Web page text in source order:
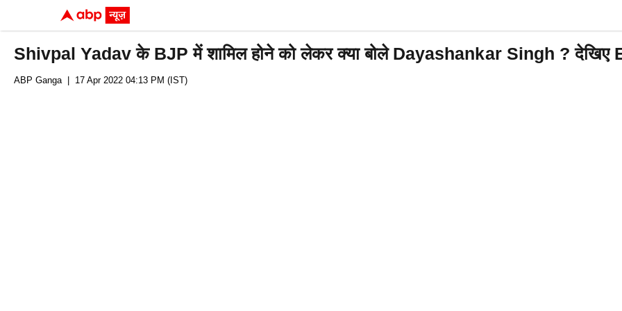
Shivpal Yadav के BJP में शामिल होने को लेकर क्या बोले Dayashankar Singh ? देखिए
ABP Ganga| 17 Apr 2022 04:13 PM (IST)